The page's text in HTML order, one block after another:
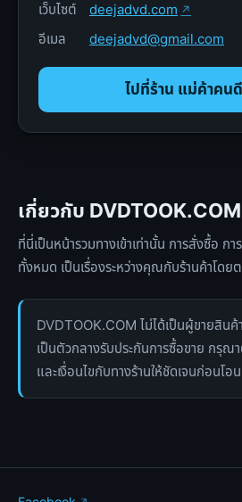
เว็บไซต์
deejadvd.com
อีเมล
deejadvd@gmail.com
ไปที่ร้าน แม่ค้าคน
เกี่ยวกับ DVDTOOK.COM
ที่นี่เป็นหน้ารวมทางเข้าเท่านั้น การสั่งซื้อ กา
ทั้งหมด เป็นเรื่องระหว่างคุณกับร้านค้าโดย
DVDTOOK.COM ไม่ได้เป็นผู้ขายสินค้า
เป็นตัวกลางรับประกันการซื้อขาย กรุณ
และเงื่อนไขกับทางร้านให้ชัดเจนก่อนโอ